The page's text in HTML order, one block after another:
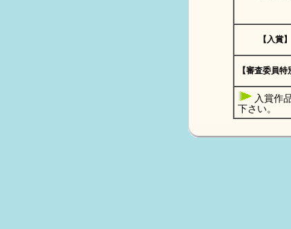
【入賞】
【審査委員特
入賞作
下さい。